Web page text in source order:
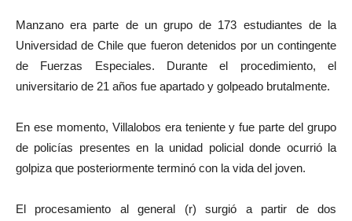
Manzano era parte de un grupo de 173 estudiantes de la
Universidad de Chile que fueron detenidos por un contingente
de Fuerzas Especiales. Durante el procedimiento, el
universitario de 21 años fue apartado y golpeado brutalmente.
En ese momento, Villalobos era teniente y fue parte del grupo
de policías presentes en la unidad policial donde ocurrió la
golpiza que posteriormente terminó con la vida del joven.
El procesamiento al general (r) surgió a partir de dos